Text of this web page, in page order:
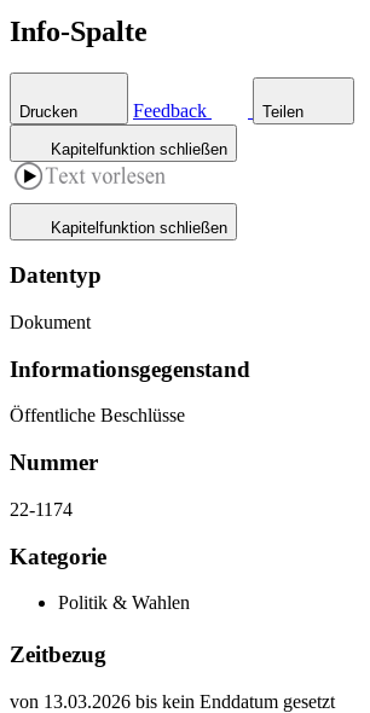
Info-Spalte
Drucken Feedback Teilen
Kapitelfunktion schließen
Kapitelfunktion schließen
Datentyp
Dokument
Informations­gegenstand
Öffentliche Beschlüsse
Nummer
22-1174
Kategorie
Politik & Wahlen
Zeitbezug
von 13.03.2026 bis kein Enddatum gesetzt